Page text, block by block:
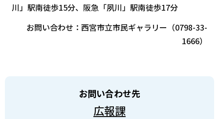
川」駅南徒歩15分、阪急「夙川」駅南徒歩17分
お問い合わせ：西宮市立市民ギャラリー（0798-33-
1666）
お問い合わせ先
広報課